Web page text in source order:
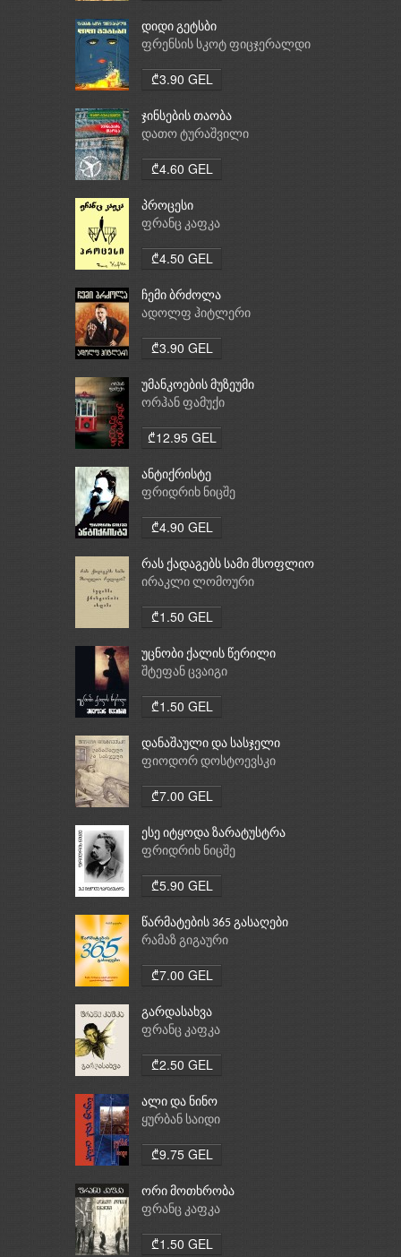
დიდი გეტსბი
ფრენსის სკოტ ფიცჯერალდი
₾3.90 GEL
ჯინსების თაობა
დათო ტურაშვილი
₾4.60 GEL
პროცესი
ფრანც კაფკა
₾4.50 GEL
ჩემი ბრძოლა
ადოლფ ჰიტლერი
₾3.90 GEL
უმანკოების მუზეუმი
ორჰან ფამუქი
₾12.95 GEL
ანტიქრისტე
ფრიდრიხ ნიცშე
₾4.90 GEL
რას ქადაგებს სამი მსოფლიო
რელიგია: ბუდიზმი,
ირაკლი ლომოური
₾1.50 GEL
უცნობი ქალის წერილი
შტეფან ცვაიგი
₾1.50 GEL
დანაშაული და სასჯელი
ფიოდორ დოსტოევსკი
₾7.00 GEL
ესე იტყოდა ზარატუსტრა
ფრიდრიხ ნიცშე
₾5.90 GEL
წარმატების 365 გასაღები
რამაზ გიგაური
₾7.00 GEL
გარდასახვა
ფრანც კაფკა
₾2.50 GEL
ალი და ნინო
ყურბან საიდი
₾9.75 GEL
ორი მოთხრობა
ფრანც კაფკა
₾1.50 GEL